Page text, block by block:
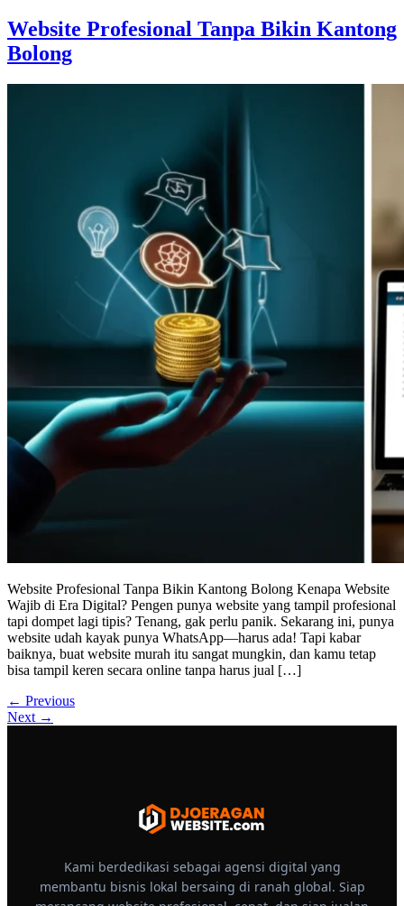
Website Profesional Tanpa Bikin Kantong
Bolong
Website Profesional Tanpa Bikin Kantong Bolong Kenapa Website
Wajib di Era Digital? Pengen punya website yang tampil profesional
tapi dompet lagi tipis? Tenang, gak perlu panik. Sekarang ini, punya
website udah kayak punya WhatsApp—harus ada! Tapi kabar
baiknya, buat website murah itu sangat mungkin, dan kamu tetap
bisa tampil keren secara online tanpa harus jual […]
← Previous
Next →
Kami berdedikasi sebagai agensi digital yang
membantu bisnis lokal bersaing di ranah global. Siap